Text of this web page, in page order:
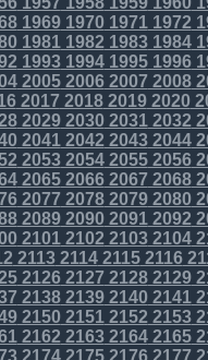
1969197019711972
19811982 19831984
1993199419951996
200520062007 2008
2017 201820192020
2029203020312032
20412042 20432044
2053205420552056
206520662067 2068
2077 207820792080
2089209020912092
21012102 21032104
2113211421152116
21262127 21282129
2138213921402141
215021512152 2153
2162 216321642165
2174217521762177